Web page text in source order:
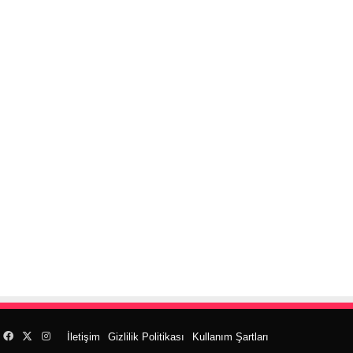
İletişim Gizlilik Politikası Kullanım Şartları
Facebook
X Instagram